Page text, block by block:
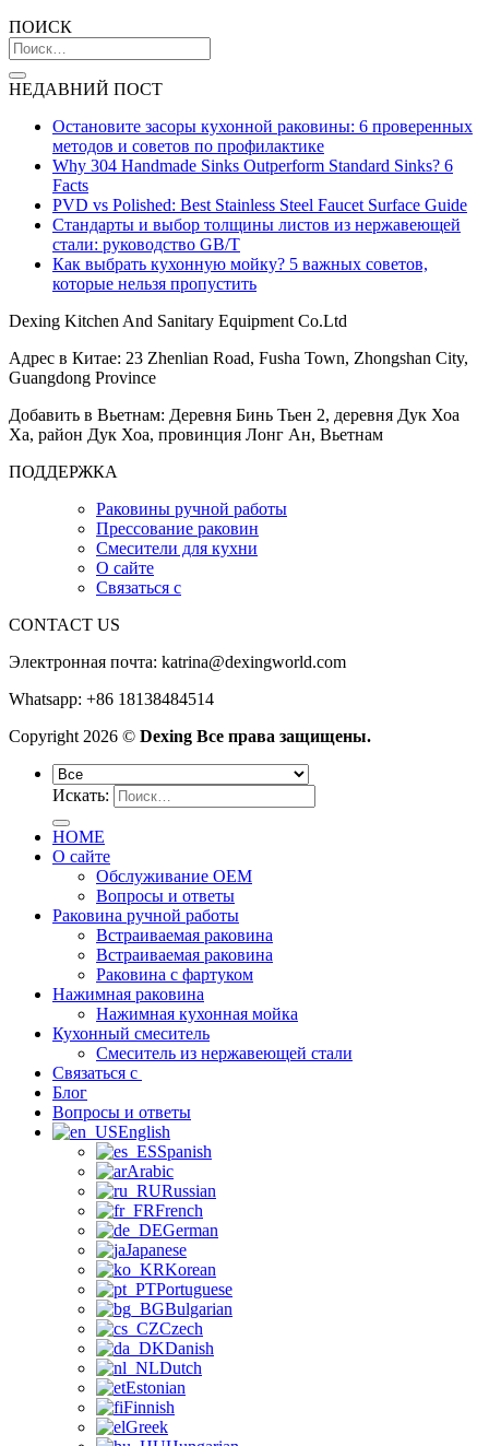
ПОИСК
НЕДАВНИЙ ПОСТ
Остановите засоры кухонной раковины: 6 проверенных
методов и советов по профилактике
Why 304 Handmade Sinks Outperform Standard Sinks? 6
Facts
PVD vs Polished: Best Stainless Steel Faucet Surface Guide
Стандарты и выбор толщины листов из нержавеющей
стали: руководство GB/T
Как выбрать кухонную мойку? 5 важных советов,
которые нельзя пропустить
Dexing Kitchen And Sanitary Equipment Co.Ltd
Адрес в Китае: 23 Zhenlian Road, Fusha Town, Zhongshan City,
Guangdong Province
Добавить в Вьетнам: Деревня Бинь Тьен 2, деревня Дук Хоа
Ха, район Дук Хоа, провинция Лонг Ан, Вьетнам
ПОДДЕРЖКА
Раковины ручной работы
Прессование раковин
Смесители для кухни
О сайте
Связаться с
CONTACT US
Электронная почта: katrina@dexingworld.com
Whatsapp: +86 18138484514
Copyright 2026 © Dexing Все права защищены.
Искать:
HOME
О сайте
Обслуживание OEM
Вопросы и ответы
Раковина ручной работы
Встраиваемая раковина
Встраиваемая раковина
Раковина с фартуком
Нажимная раковина
Нажимная кухонная мойка
Кухонный смеситель
Смеситель из нержавеющей стали
Связаться с
Блог
Вопросы и ответы
English
Spanish
Arabic
Russian
French
German
Japanese
Korean
Portuguese
Bulgarian
Czech
Danish
Dutch
Estonian
Finnish
Greek